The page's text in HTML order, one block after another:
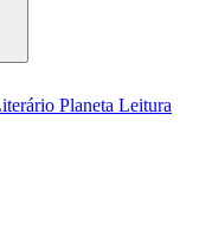
Planeta Leitura